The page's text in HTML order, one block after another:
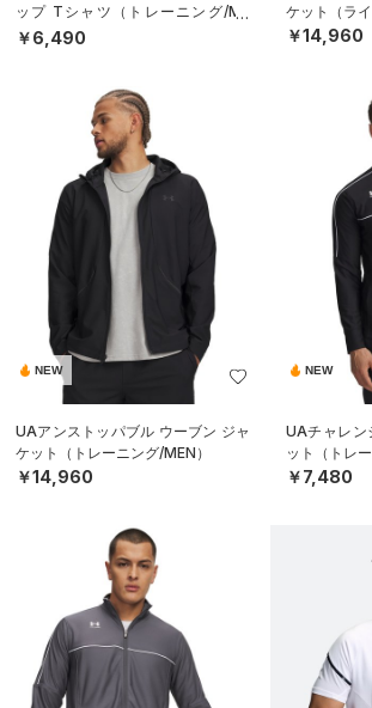
ップ Tシャツ（トレーニング/ME
N）
￥6,490
ケット（ラ
￥14,960
NEW
UAアンストッパブル ウーブン ジャ
ケット（トレーニング/MEN）
￥14,960
NEW
UAチャレン
ット（トレ
￥7,480